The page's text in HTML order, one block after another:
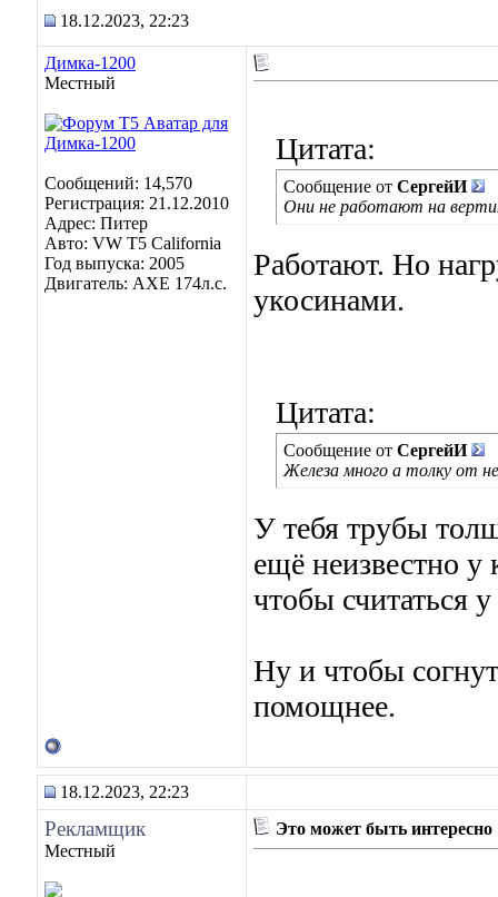
18.12.2023, 22:23
Димка-1200
Местный
Сообщений: 14,570
Регистрация: 21.12.2010
Адрес: Питер
Авто: VW T5 California
Год выпуска: 2005
Двигатель: AXE 174л.с.
Цитата:
Сообщение от СергейИ
Они не работают на
Работают. Но
укосинами.
Цитата:
Сообщение от СергейИ
Железа много а толку от
У тебя трубы
ещё неизвестно
чтобы считаться
Ну и чтобы
помощнее.
18.12.2023, 22:23
Рекламщик
Местный
Это может быть интересно